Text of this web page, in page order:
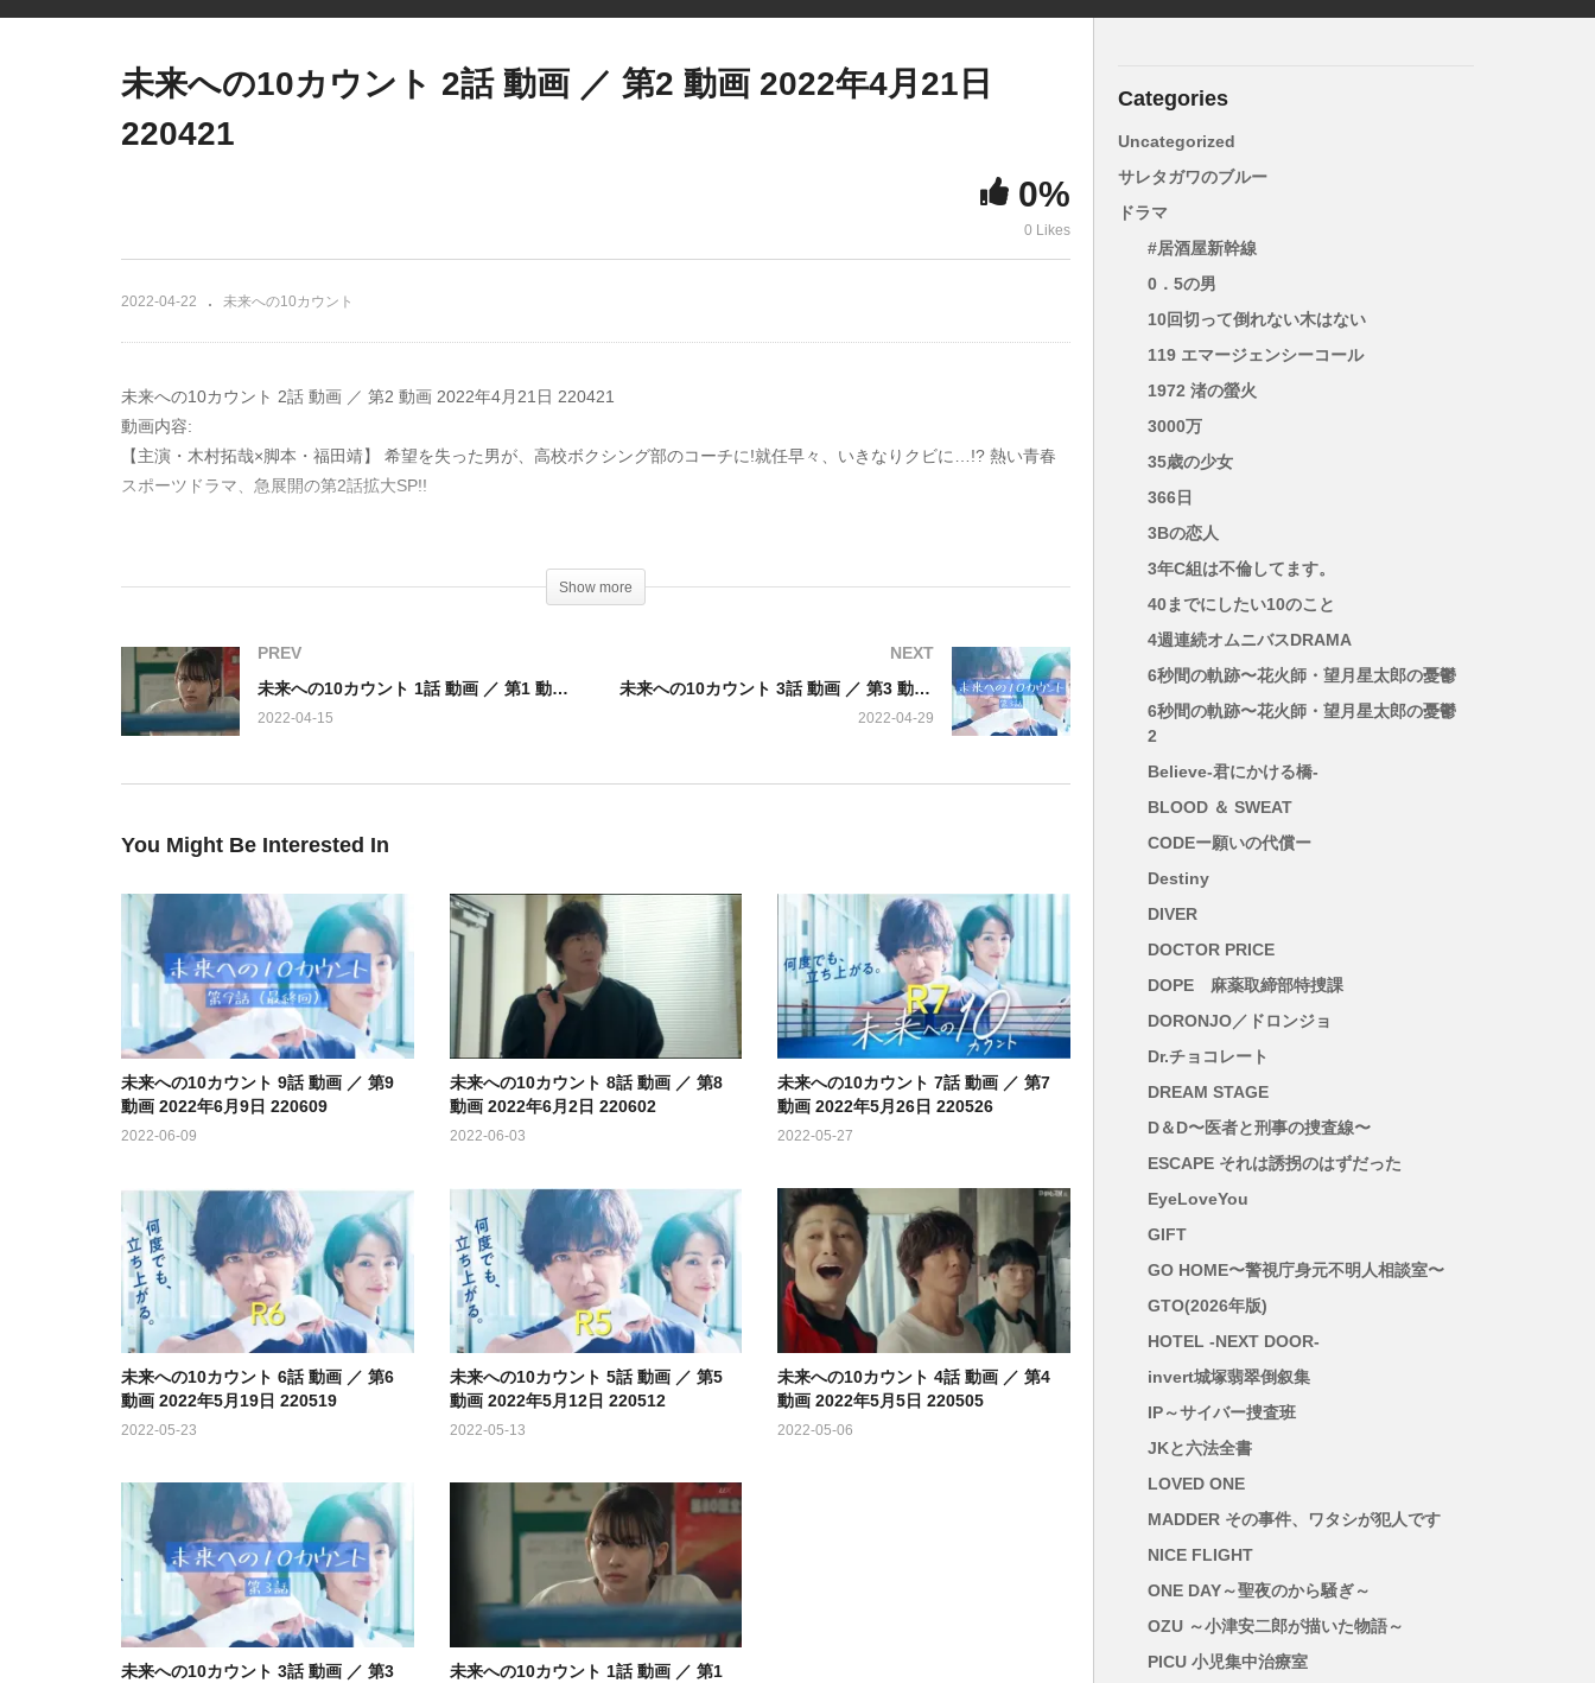
未来への10カウント 2話 動画 ／ 第2 動画 2022年4月21日
220421
0%
0 Likes
2022-04-22 未来への10カウント
未来への10カウント 2話 動画 ／ 第2 動画 2022年4月21日 220421
動画内容:
【主演・木村拓哉×脚本・福田靖】 希望を失った男が、高校ボクシング部のコーチに!就任早々、いきなりクビに…!? 熱い青春
スポーツドラマ、急展開の第2話拡大SP!!
桐沢祥吾…木村拓哉、折原葵…満島ひかり、甲斐誠一郎…安田顕、伊庭海斗…高橋海人(King & Prince)、水野あかり…山田杏
奈、日比野雅也…馬場徹、坂巻勝夫…オラキオ、玉乃井竜也…坂東龍汰、友部陸…佐久本宝、西山愛…吉柳咲良、江戸川蓮…櫻
琴…内田有紀、猫林はじめ…生瀬勝久、芦屋賢三…柄本明
Show more
PREV
未来への10カウント 1話 動画 ／ 第1 動画 2022年4月14日 220414
2022-04-15
NEXT
未来への10カウント 3話 動画 ／ 第3 動画 2022年4月28日 220428
2022-04-29
You Might Be Interested In
未来への10カウント 9話 動画 ／ 第9
動画 2022年6月9日 220609
2022-06-09
未来への10カウント 8話 動画 ／ 第8
動画 2022年6月2日 220602
2022-06-03
未来への10カウント 7話 動画 ／ 第7
動画 2022年5月26日 220526
2022-05-27
未来への10カウント 6話 動画 ／ 第6
動画 2022年5月19日 220519
2022-05-23
未来への10カウント 5話 動画 ／ 第5
動画 2022年5月12日 220512
2022-05-13
未来への10カウント 4話 動画 ／ 第4
動画 2022年5月5日 220505
2022-05-06
未来への10カウント 3話 動画 ／ 第3
未来への10カウント 1話 動画 ／ 第1
Categories
Uncategorized
サレタガワのブルー
ドラマ
#居酒屋新幹線
0．5の男
10回切って倒れない木はない
119 エマージェンシーコール
1972 渚の螢火
3000万
35歳の少女
366日
3Bの恋人
3年C組は不倫してます。
40までにしたい10のこと
4週連続オムニバスDRAMA
6秒間の軌跡〜花火師・望月星太郎の憂鬱
6秒間の軌跡〜花火師・望月星太郎の憂鬱
2
Believe-君にかける橋-
BLOOD ＆ SWEAT
CODEー願いの代償ー
Destiny
DIVER
DOCTOR PRICE
DOPE 麻薬取締部特捜課
DORONJO／ドロンジョ
Dr.チョコレート
DREAM STAGE
D＆D〜医者と刑事の捜査線〜
ESCAPE それは誘拐のはずだった
EyeLoveYou
GIFT
GO HOME〜警視庁身元不明人相談室〜
GTO(2026年版)
HOTEL -NEXT DOOR-
invert城塚翡翠倒叙集
IP～サイバー捜査班
JKと六法全書
LOVED ONE
MADDER その事件、ワタシが犯人です
NICE FLIGHT
ONE DAY～聖夜のから騒ぎ～
OZU ～小津安二郎が描いた物語～
PICU 小児集中治療室